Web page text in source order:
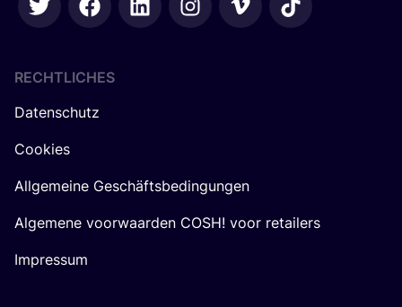
RECHTLICHES
Datenschutz
Cookies
Allgemeine Geschäftsbedingungen
Algemene voorwaarden COSH! voor retailers
Impressum